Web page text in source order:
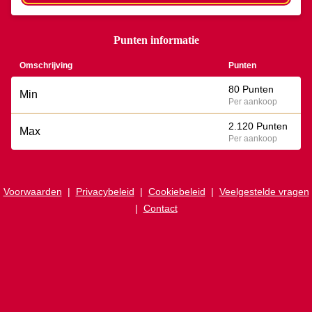
Punten informatie
Omschrijving Punten
Min 80 Punten
Per aankoop
Max 2.120 Punten
Per aankoop
Voorwaarden | Privacybeleid | Cookiebeleid | Veelgestelde vragen
| Contact